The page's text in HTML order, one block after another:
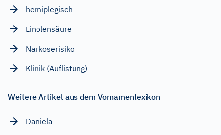
hemiplegisch
Linolensäure
Narkoserisiko
Klinik (Auflistung)
Weitere Artikel aus dem Vornamenlexikon
Daniela